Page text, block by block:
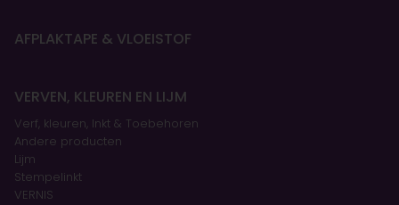
AFPLAKTAPE & VLOEISTOF
VERVEN, KLEUREN EN LIJM
Verf, kleuren, Inkt & Toebehoren
Andere producten
Lijm
Stempelinkt
VERNIS